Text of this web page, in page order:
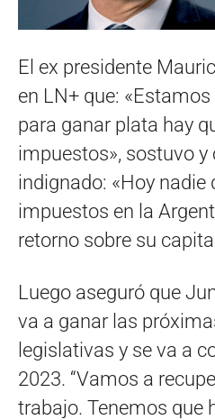
El ex presidente
en LN+ que:
para ganar plata hay
impuestos», sostuvo
indignado: «Hoy nadie
impuestos en la
retorno sobre su
Luego aseguró que
va a ganar las
legislativas y se va a
2023. “Vamos a
trabajo. Tenemos que